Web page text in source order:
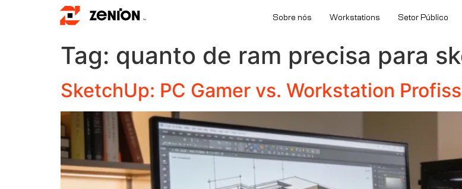
Sobre nós Workstations Setor Público
Tag: quanto de ram precisa para
SketchUp: PC Gamer vs. Workstation